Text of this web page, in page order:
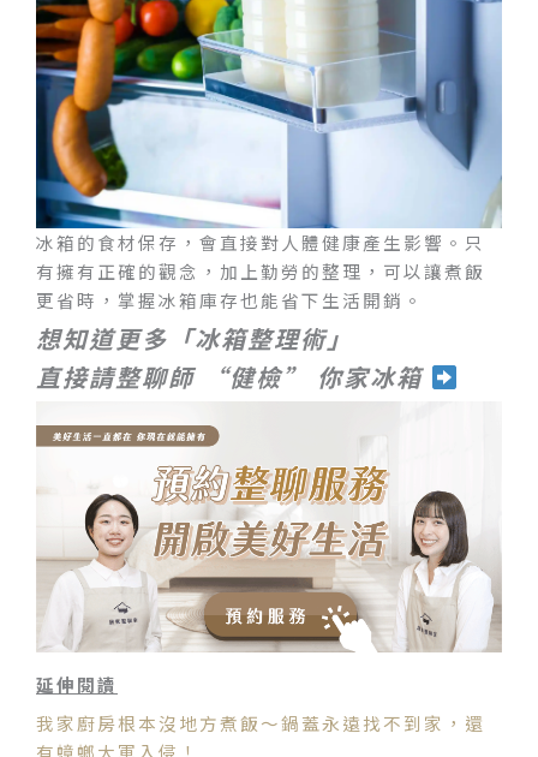
冰箱的食材保存，會直接對人體健康產生影響。只
有擁有正確的觀念，加上勤勞的整理，可以讓煮飯
更省時，掌握冰箱庫存也能省下生活開銷。
想知道更多「冰箱整理術」
直接請整聊師 “健檢” 你家冰箱
延伸閱讀
我家廚房根本沒地方煮飯～鍋蓋永遠找不到家，還
有蟑螂大軍入侵！